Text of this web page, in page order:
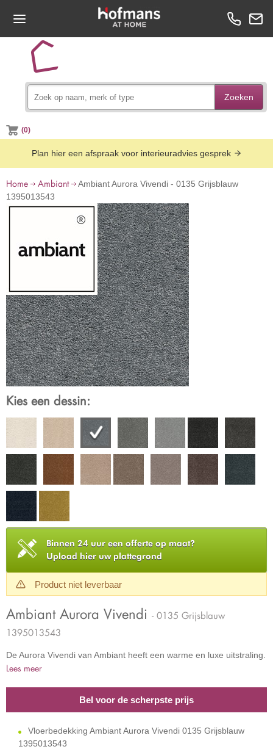
Zoeken
(0)
Plan hier een afspraak voor interieuradvies gesprek
Home Ambiant
Ambiant Aurora Vivendi - 0135 Grijsblauw
1395013543
Kies een dessin:
Binnen 24 uur een offerte op maat?
Upload hier uw plattegrond
Product niet leverbaar
Ambiant Aurora Vivendi - 0135 Grijsblauw
1395013543
De Aurora Vivendi van Ambiant heeft een warme en luxe uitstraling.
Lees meer
Bel voor de scherpste prijs
Vloerbedekking Ambiant Aurora Vivendi 0135 Grijsblauw
1395013543